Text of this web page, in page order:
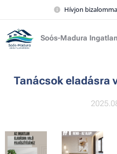
Hívjon
Soós-Madura
Tanácsok eladásra